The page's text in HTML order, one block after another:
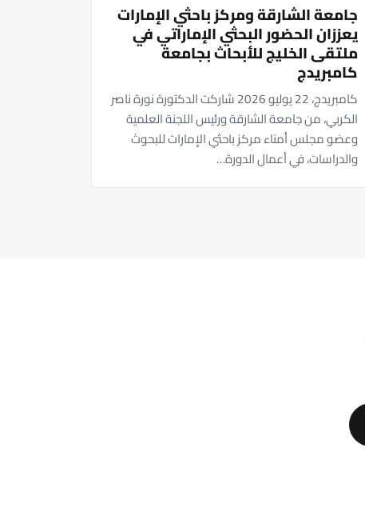
جامعة الشارقة ومركز باحثي الإمارات
يعززان الحضور البحثي الإماراتي في
ملتقى الخليج للأبحاث بجامعة
كامبريدج
كامبريدج، 22 يوليو 2026 شاركت الدكتورة نورة ناصر
الكربي، من جامعة الشارقة ورئيس اللجنة العلمية
وعضو مجلس أمناء مركز باحثي الإمارات للبحوث
والدراسات، في أعمال الدورة…